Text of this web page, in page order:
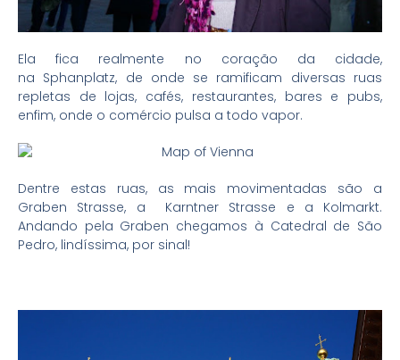
Ela fica realmente no coração da cidade,
na Sphanplatz, de onde se ramificam diversas ruas
repletas de lojas, cafés, restaurantes, bares e pubs,
enfim, onde o comércio pulsa a todo vapor.
Dentre estas ruas, as mais movimentadas são a
Graben Strasse, a Karntner Strasse e a Kolmarkt.
Andando pela Graben chegamos à Catedral de São
Pedro, lindíssima, por sinal!